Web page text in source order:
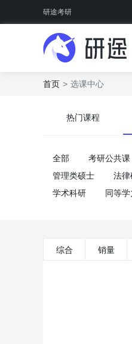
研途考研
首页 选课中心
热门课程
全部 考研公共课
管理类硕士
法律
学术科研
同等
综合 销量